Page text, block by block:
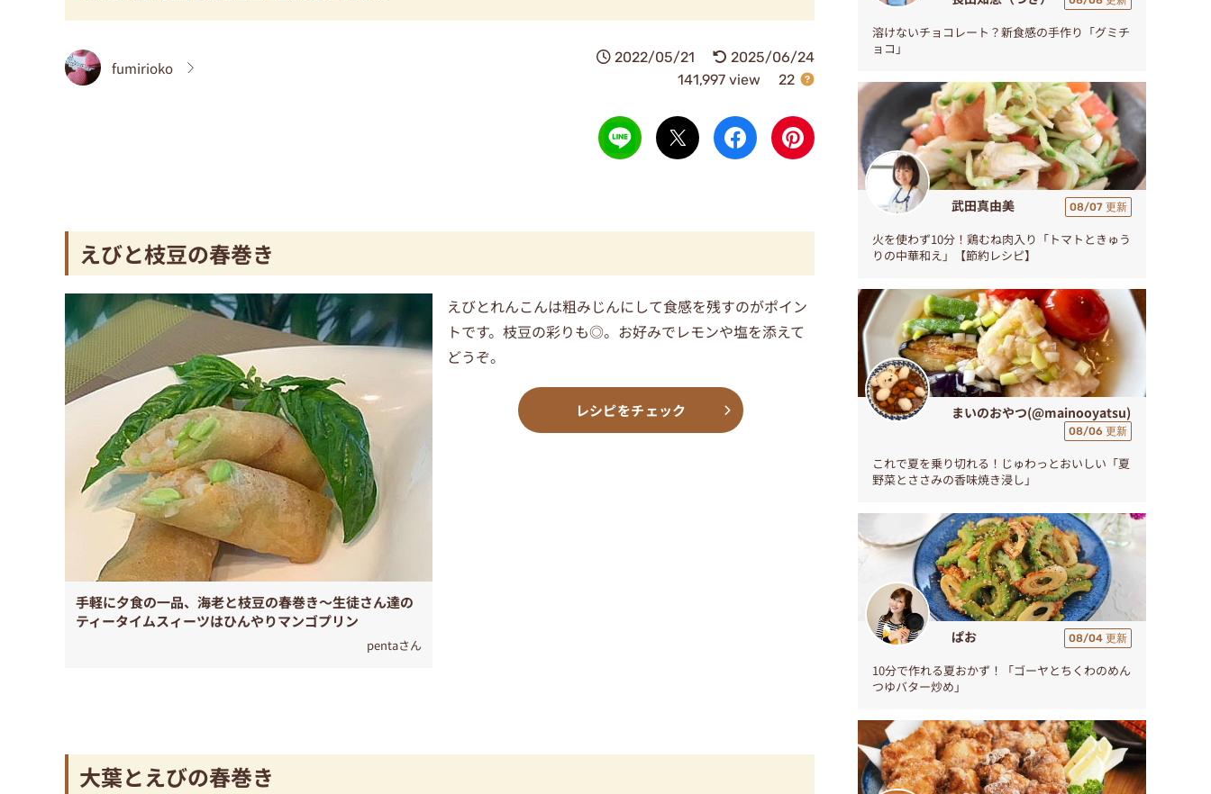
fumirioko
2022/05/21
2025/06/24
141,997 view
22
えびと枝豆の春巻き
手軽に夕食の一品、海老と枝豆の春巻き～生徒さん達の
ティータイムスィーツはひんやりマンゴプリン
pentaさん
えびとれんこんは粗みじんにして食感を残すのがポイン
トです。枝豆の彩りも◎。お好みでレモンや塩を添えて
どうぞ。
レシピをチェック
大葉とえびの春巻き
溶けないチョコレート？新食感の手作り「グミチ
ョコ」
武田真由美 08/07 更新
火を使わず10分！鶏むね肉入り「トマトときゅう
りの中華和え」【節約レシピ】
まいのおやつ(@mainooyatsu)
08/06 更新
これで夏を乗り切れる！じゅわっとおいしい「夏
野菜とささみの香味焼き浸し」
ぱお 08/04 更新
10分で作れる夏おかず！「ゴーヤとちくわのめん
つゆバター炒め」